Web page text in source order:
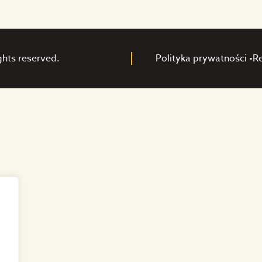
reserved. Polityka prywatności •